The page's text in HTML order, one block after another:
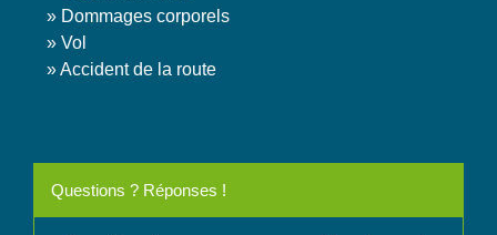
Dommages corporels
Vol
Accident de la route
Questions ? Réponses !